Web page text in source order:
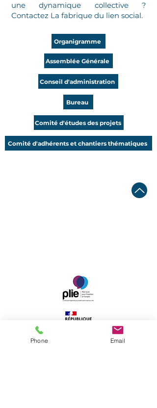
une dynamique collective ?
Contactez La fabrique du lien social.
Organigramme
Assemblée Générale
Conseil d'administration
Bureau
Comité d'études des projets
Comité d'adhérents et chantiers thématiques
Phone Email